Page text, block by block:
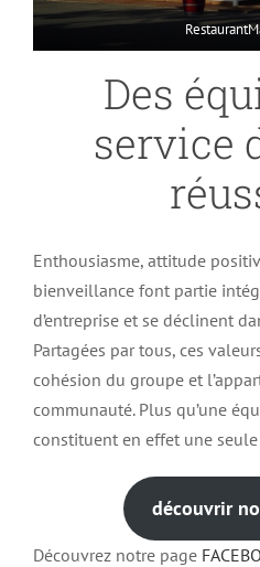
Des
service
Enthousiasme, attitude
bienveillance font partie
d’entreprise et se déclinent
Partagées par tous, ces
cohésion du groupe et
communauté. Plus qu’une
constituent en effet une
découvrir
Découvrez notre page